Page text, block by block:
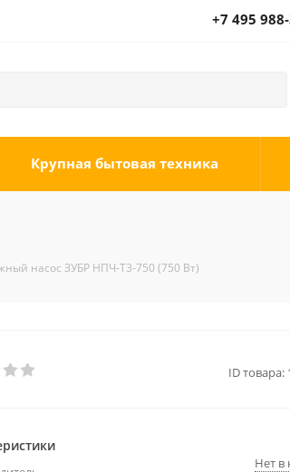
+7 495
Крупная бытовая техника
насос ЗУБР НПЧ-Т3-750 (750 Вт)
ID товара:
Нет в